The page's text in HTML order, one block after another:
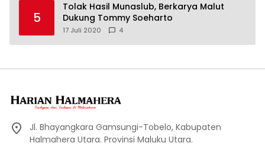
5
Tolak Hasil Munaslub, Berkarya Malut
Dukung Tommy Soeharto
17 Juli 2020 4
Jl. Bhayangkara Gamsungi-Tobelo, Kabupaten
Halmahera Utara. Provinsi Maluku Utara.